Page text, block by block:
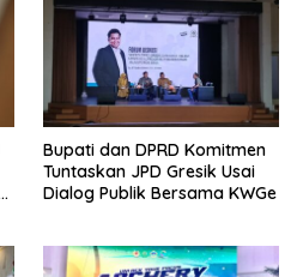
Bupati dan DPRD Komitmen
Tuntaskan JPD Gresik Usai
Dialog Publik Bersama KWGe